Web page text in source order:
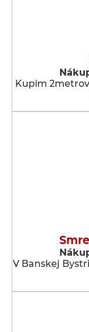
Kupim
V Banskej